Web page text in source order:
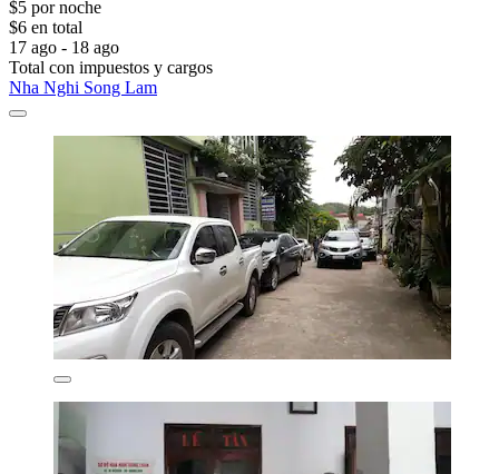
$5 por noche
$6 en total
17 ago - 18 ago
Total con impuestos y cargos
Nha Nghi Song Lam